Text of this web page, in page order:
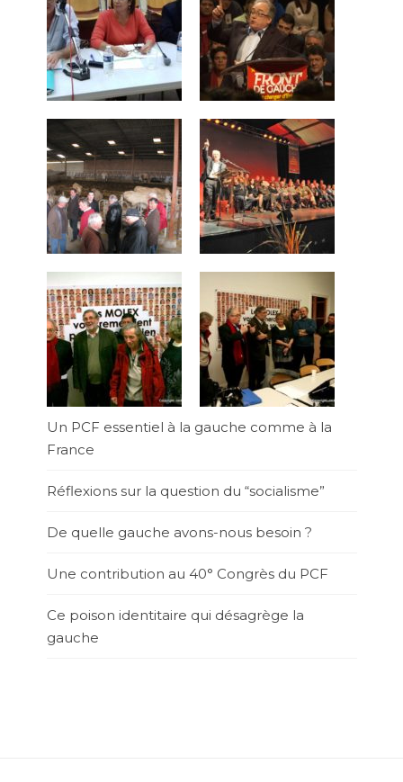
Un PCF essentiel à la gauche comme à la
France
Réflexions sur la question du “socialisme”
De quelle gauche avons-nous besoin ?
Une contribution au 40° Congrès du PCF
Ce poison identitaire qui désagrège la
gauche